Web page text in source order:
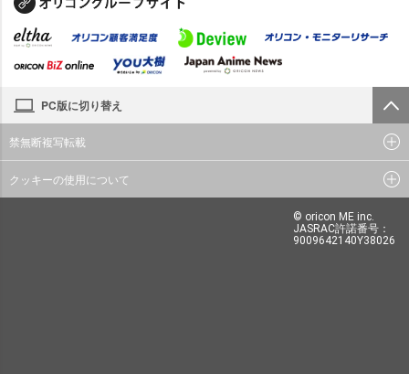
PC版に切り替え
禁無断複写転載
クッキーの使用について
© oricon ME inc.
JASRAC許諾番号：
9009642140Y38026